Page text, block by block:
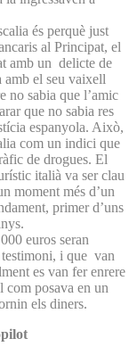
és perquè just
al Principat, el
amb un delicte de
el seu vaixell
no sabia que l’amic
que no sabia res
espanyola. Això,
com un indici que
de drogues. El
italià va ser clau
moment més d’un
primer d’uns
euros seran
testimoni, i que van
es van fer enrere
com posava en un
els diners.